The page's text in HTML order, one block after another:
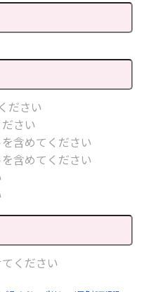
ださい
さい
含めてください
含めてください
ください